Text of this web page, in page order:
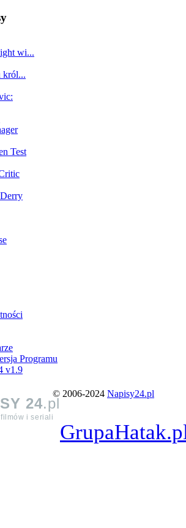
wi...
król...
Test
Programu
v1.9
© 2006-2024 Napisy24.pl
24.pl
i seriali